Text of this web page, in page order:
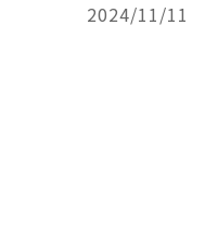
2024/11/11